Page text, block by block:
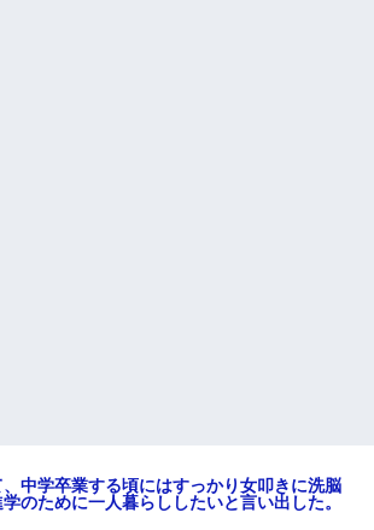
けどなん
」私「」
ョーワロ
先生から電話があったんだけ
ど、「～とか～」「～とか考え
中学卒業する頃にはすっかり女叩きに洗脳
のために一人暮らししたいと言い出した。